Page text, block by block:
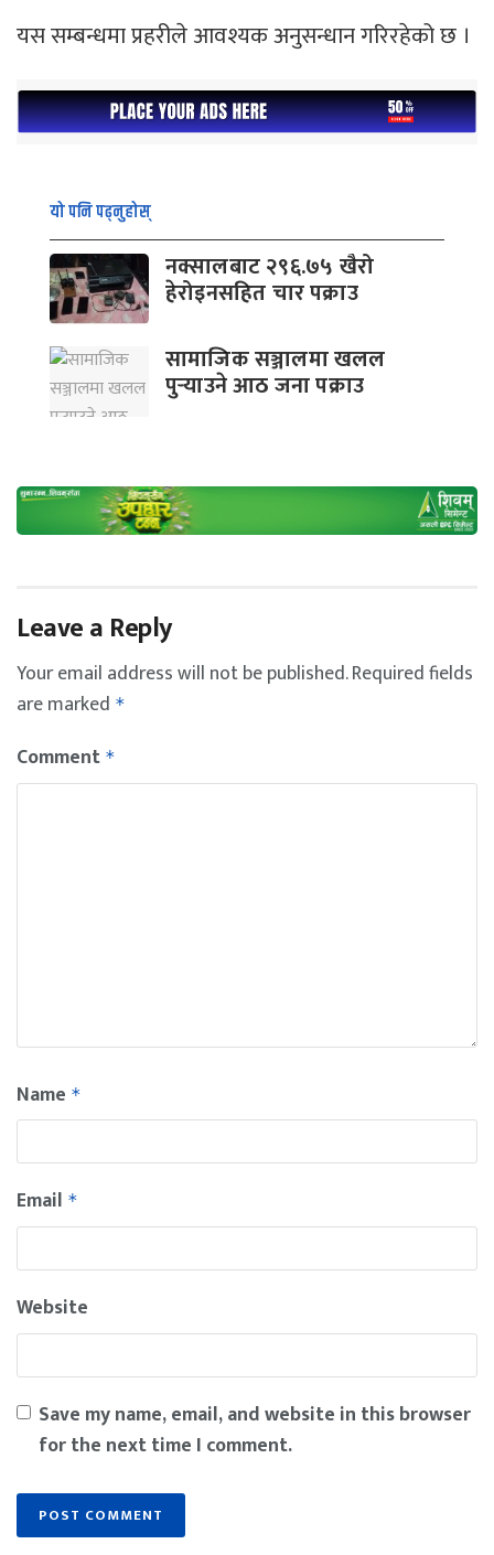
यस सम्बन्धमा प्रहरीले आवश्यक अनुसन्धान गरिरहेको छ ।
यो पनि पढ्नुहोस्
नक्सालबाट २९६.७५ खैरो
हेरोइनसहित चार पक्राउ
सामाजिक सञ्जालमा खलल
पुर्‍याउने आठ जना पक्राउ
Leave a Reply
Your email address will not be published.Required fields
are marked *
Comment *
Name *
Email *
Website
Save my name, email, and website in this browser
for the next time I comment.